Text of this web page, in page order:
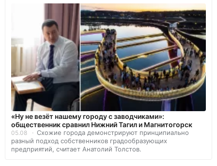
«Ну не везёт нашему городу с заводчиками»:
общественник сравнил Нижний Тагил и Магнитогорск
05.08
Схожие города демонстрируют принципиально
разный подход собственников градообразующих
предприятий, считает Анатолий Толстов.